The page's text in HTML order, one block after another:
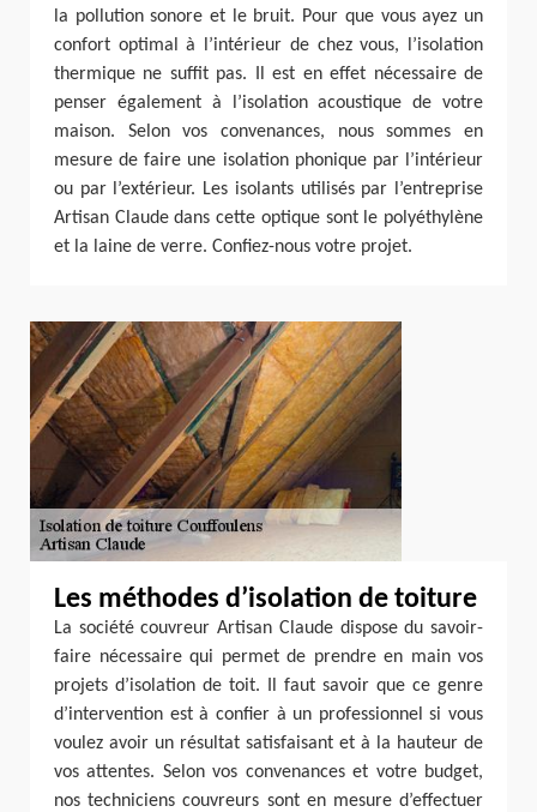
la pollution sonore et le bruit. Pour que vous ayez un
confort optimal à l’intérieur de chez vous, l’isolation
thermique ne suffit pas. Il est en effet nécessaire de
penser également à l’isolation acoustique de votre
maison. Selon vos convenances, nous sommes en
mesure de faire une isolation phonique par l’intérieur
ou par l’extérieur. Les isolants utilisés par l’entreprise
Artisan Claude dans cette optique sont le polyéthylène
et la laine de verre. Confiez-nous votre projet.
Les méthodes d’isolation de toiture
La société couvreur Artisan Claude dispose du savoir-
faire nécessaire qui permet de prendre en main vos
projets d’isolation de toit. Il faut savoir que ce genre
d’intervention est à confier à un professionnel si vous
voulez avoir un résultat satisfaisant et à la hauteur de
vos attentes. Selon vos convenances et votre budget,
nos techniciens couvreurs sont en mesure d’effectuer